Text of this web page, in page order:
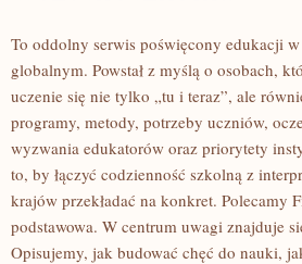
To oddolny serwis poświęcony edukacji
globalnym. Powstał z myślą o osobach,
uczenie się nie tylko „tu i teraz”, ale
programy, metody, potrzeby uczniów,
wyzwania edukatorów oraz priorytety
to, by łączyć codzienność szkolną z
krajów przekładać na konkret. Polecamy
podstawowa. W centrum uwagi znajduje
Opisujemy, jak budować chęć do nauki,